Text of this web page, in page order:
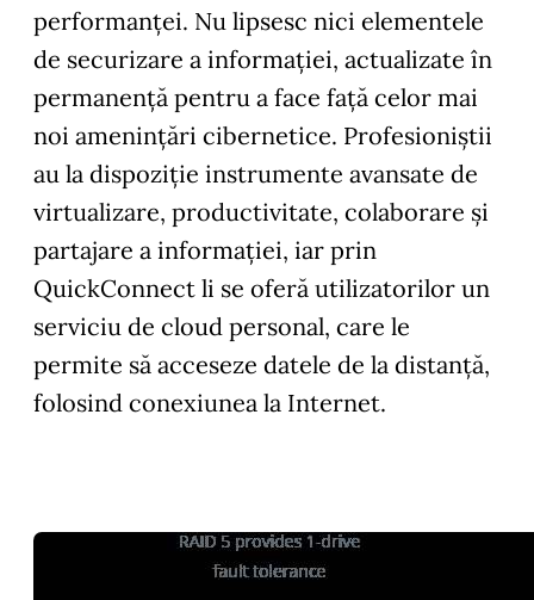
performanței. Nu lipsesc nici elementele
de securizare a informației, actualizate în
permanență pentru a face față celor mai
noi amenințări cibernetice. Profesioniștii
au la dispoziție instrumente avansate de
virtualizare, productivitate, colaborare și
partajare a informației, iar prin
QuickConnect li se oferă utilizatorilor un
serviciu de cloud personal, care le
permite să acceseze datele de la distanță,
folosind conexiunea la Internet.